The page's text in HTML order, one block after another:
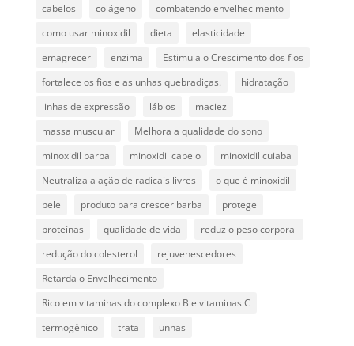
cabelos
colágeno
combatendo envelhecimento
como usar minoxidil
dieta
elasticidade
emagrecer
enzima
Estimula o Crescimento dos fios
fortalece os fios e as unhas quebradiças.
hidratação
linhas de expressão
lábios
maciez
massa muscular
Melhora a qualidade do sono
minoxidil barba
minoxidil cabelo
minoxidil cuiaba
Neutraliza a ação de radicais livres
o que é minoxidil
pele
produto para crescer barba
protege
proteínas
qualidade de vida
reduz o peso corporal
redução do colesterol
rejuvenescedores
Retarda o Envelhecimento
Rico em vitaminas do complexo B e vitaminas C
termogênico
trata unhas